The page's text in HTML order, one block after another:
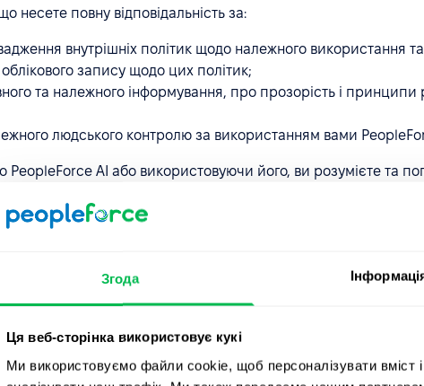
Згода
Ця веб-сторінка використовує кукі
Ми використовуємо файли cookie, щоб персоналізувати вміст
несете повну відповідальність за:
внутрішніх політик щодо належного використання
запису щодо цих політик;
та належного інформування, про прозорість і
людського контролю за використанням вами
AI або використовуючи його, ви розумієте та
упущення або помилки у згенерованих ШІ Вихідних даних;
необ'єктивність або обмеження, притаманні базовим
які можуть сприйматися як небезпечні, шкідливі,
PeopleForce AI є необов’язковим компонентом Послуг і
до умов
PeopleForce AI